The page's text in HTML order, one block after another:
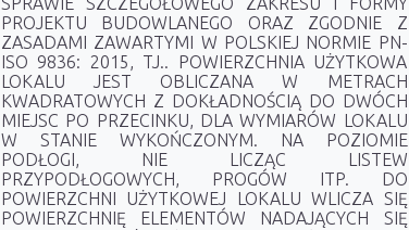
PROJEKTU BUDOWLANEGO ORAZ ZGODNIE Z
ZASADAMI ZAWARTYMI W POLSKIEJ NORMIE PN-
ISO 9836: 2015, TJ.. POWIERZCHNIA UŻYTKOWA
LOKALU JEST OBLICZANA W METRACH
KWADRATOWYCH Z DOKŁADNOŚCIĄ DO DWÓCH
MIEJSC PO PRZECINKU, DLA WYMIARÓW LOKALU
W STANIE WYKOŃCZONYM. NA POZIOMIE
PODŁOGI, NIE LICZĄC LISTEW
PRZYPODŁOGOWYCH, PROGÓW ITP. DO
POWIERZCHNI UŻYTKOWEJ LOKALU WLICZA SIĘ
POWIERZCHNIĘ ELEMENTÓW NADAJĄCYCH SIĘ